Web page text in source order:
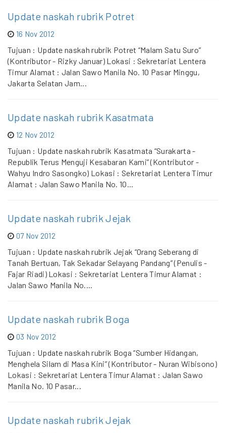
Update naskah rubrik Potret
16 Nov 2012
Tujuan : Update naskah rubrik Potret “Malam Satu Suro”
(Kontributor - Rizky Januar) Lokasi : Sekretariat Lentera
Timur Alamat : Jalan Sawo Manila No. 10 Pasar Minggu,
Jakarta Selatan Jam...
Update naskah rubrik Kasatmata
12 Nov 2012
Tujuan : Update naskah rubrik Kasatmata “Surakarta -
Republik Terus Menguji Kesabaran Kami” (Kontributor -
Wahyu Indro Sasongko) Lokasi : Sekretariat Lentera Timur
Alamat : Jalan Sawo Manila No. 10...
Update naskah rubrik Jejak
07 Nov 2012
Tujuan : Update naskah rubrik Jejak “Orang Seberang di
Tanah Bertuan, Tak Sekadar Selayang Pandang” (Penulis -
Fajar Riadi) Lokasi : Sekretariat Lentera Timur Alamat :
Jalan Sawo Manila No....
Update naskah rubrik Boga
03 Nov 2012
Tujuan : Update naskah rubrik Boga “Sumber Hidangan,
Menghela Silam di Masa Kini” (Kontributor - Nuran Wibisono)
Lokasi : Sekretariat Lentera Timur Alamat : Jalan Sawo
Manila No. 10 Pasar...
Update naskah rubrik Jejak